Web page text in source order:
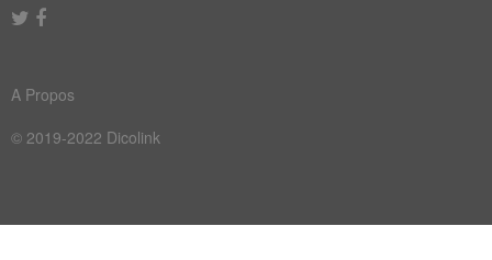
A Propos
© 2019-2022 Dicolink